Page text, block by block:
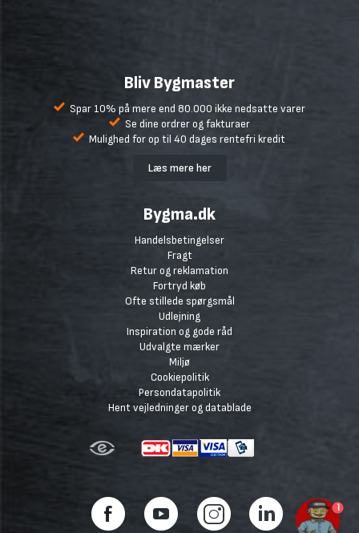
Bliv Bygmaster
Spar 10% på mere end 80.000 ikke nedsatte varer
Se dine ordrer og fakturaer
Mulighed for op til 40 dages rentefri kredit
Læs mere her
Bygma.dk
Handelsbetingelser
Fragt
Retur og reklamation
Fortryd køb
Ofte stillede spørgsmål
Udlejning
Inspiration og gode råd
Udvalgte mærker
Miljø
Cookiepolitik
Persondatapolitik
Hent vejledninger og datablade
1